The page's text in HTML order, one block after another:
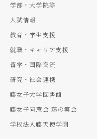
学部・大学院等
入試情報
教育・学生支援
就職・キャリア支援
留学・国際交流
研究・社会連携
藤女子大学図書館
藤女子同窓会 藤の実会
学校法人藤天使学園